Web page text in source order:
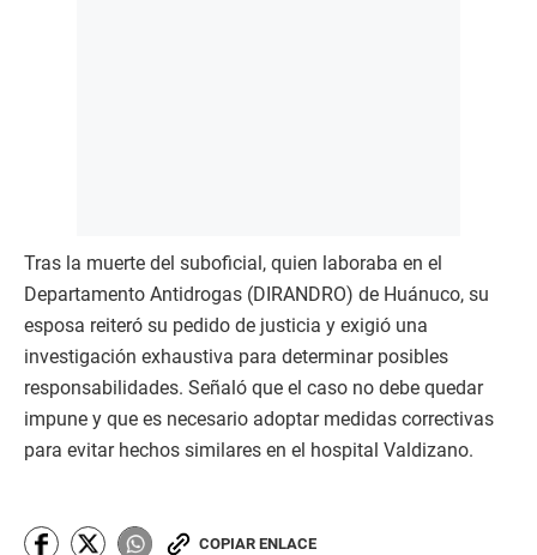
Tras la muerte del suboficial, quien laboraba en el
Departamento Antidrogas (DIRANDRO) de Huánuco, su
esposa reiteró su pedido de justicia y exigió una
investigación exhaustiva para determinar posibles
responsabilidades. Señaló que el caso no debe quedar
impune y que es necesario adoptar medidas correctivas
para evitar hechos similares en el hospital Valdizano.
COPIAR ENLACE